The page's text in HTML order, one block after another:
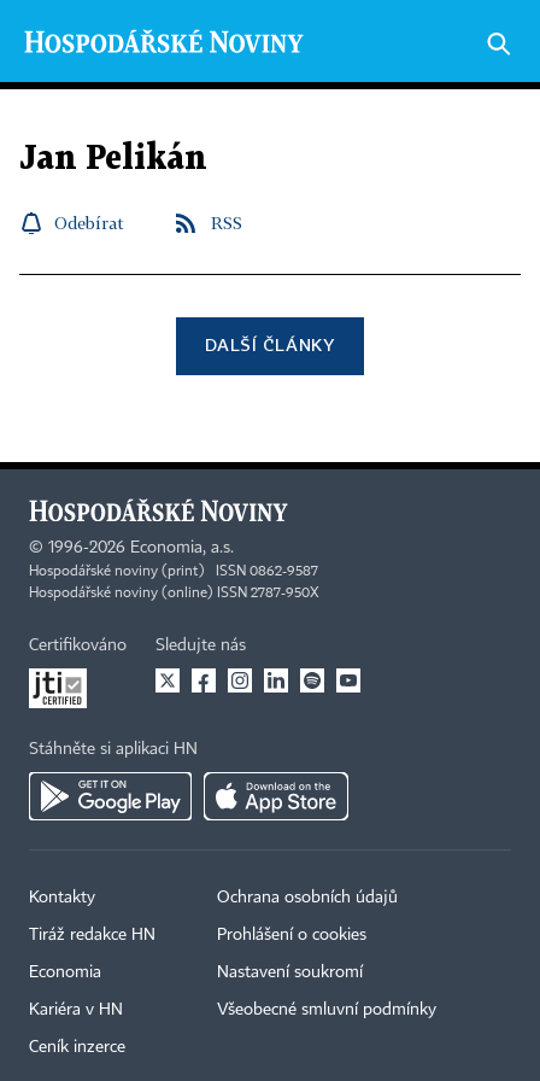
Jan Pelikán
Odebírat RSS
DALŠÍ ČLÁNKY
© 1996-2026 Economia, a.s.
Hospodářské noviny (print) ISSN 0862-9587
Hospodářské noviny (online) ISSN 2787-950X
Certifikováno Sledujte nás
Stáhněte si aplikaci HN
Kontakty
Tiráž redakce HN
Economia
Kariéra v HN
Ceník inzerce
Ochrana osobních údajů
Prohlášení o cookies
Nastavení soukromí
Všeobecné smluvní podmínky